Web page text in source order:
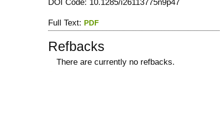
Full Text: PDF
Refbacks
There are currently no refbacks.